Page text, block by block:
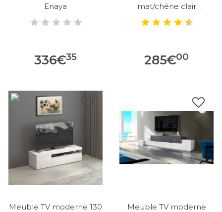
Enaya
336€35
mat/chêne clair
Costarica
285€00
Meuble TV moderne 130
Meuble TV moderne